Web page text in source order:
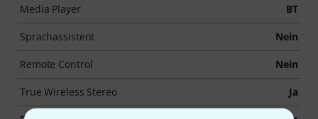
Media Player BT
Sprachassistent Nein
Remote Control Nein
True Wireless Stereo Ja